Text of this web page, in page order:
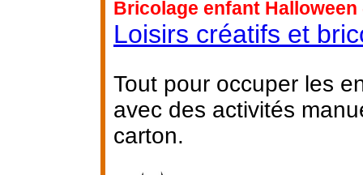
Bricolage enfant
Loisirs créatifs et
Tout pour occuper les
avec des activités
carton.